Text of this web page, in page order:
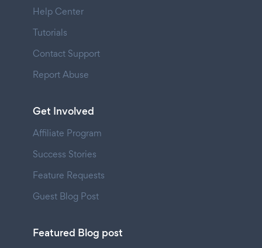
Help Center
Tutorials
Contact Support
Report Abuse
Get Involved
Affiliate Program
Success Stories
Feature Requests
Guest Blog Post
Featured Blog post